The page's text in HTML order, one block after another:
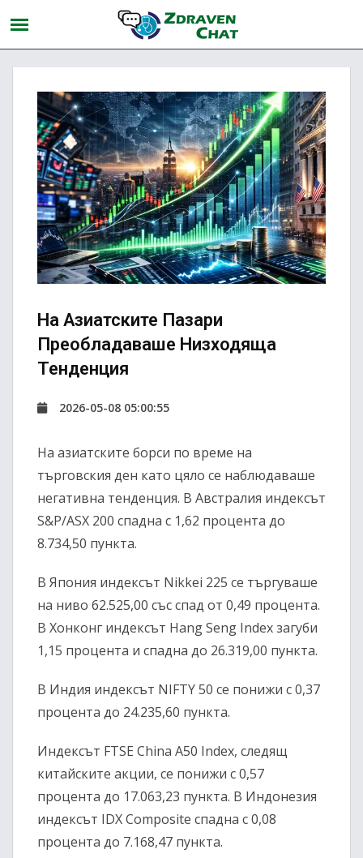
На Азиатските Пазари
Преобладаваше Низходяща
Тенденция
2026-05-08 05:00:55
На азиатските борси по време на
търговския ден като цяло се наблюдаваше
негативна тенденция. В Австралия индексът
S&P/ASX 200 спадна с 1,62 процента до
8.734,50 пункта.
В Япония индексът Nikkei 225 се търгуваше
на ниво 62.525,00 със спад от 0,49 процента.
В Хонконг индексът Hang Seng Indexзагуби
1,15 процента и спадна до 26.319,00 пункта.
В Индия индексът NIFTY 50 се понижи с 0,37
процента до 24.235,60 пункта.
Индексът FTSE China A50 Index, следящ
китайските акции, се понижи с 0,57
процента до 17.063,23 пункта. В Индонезия
индексът IDX Composite спадна с 0,08
процента до 7.168,47 пункта.